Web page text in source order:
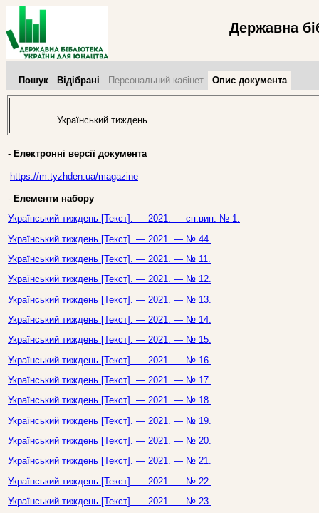
Державна
Пошук Відібрані Персональний кабінет Опис документа
Український тиждень.
- Електронні версії документа
https://m.tyzhden.ua/magazine
- Елементи набору
Український тиждень [Текст]. — 2021. — сп.вип. № 1.
Український тиждень [Текст]. — 2021. — № 44.
Український тиждень [Текст]. — 2021. — № 11.
Український тиждень [Текст]. — 2021. — № 12.
Український тиждень [Текст]. — 2021. — № 13.
Український тиждень [Текст]. — 2021. — № 14.
Український тиждень [Текст]. — 2021. — № 15.
Український тиждень [Текст]. — 2021. — № 16.
Український тиждень [Текст]. — 2021. — № 17.
Український тиждень [Текст]. — 2021. — № 18.
Український тиждень [Текст]. — 2021. — № 19.
Український тиждень [Текст]. — 2021. — № 20.
Український тиждень [Текст]. — 2021. — № 21.
Український тиждень [Текст]. — 2021. — № 22.
Український тиждень [Текст]. — 2021. — № 23.